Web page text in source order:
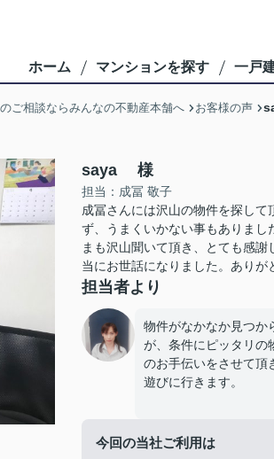
ホーム マンションを探す 一戸
ご相談ならみんなの不動産本舗へ お客様の声
saya 様
担当：成冨 敬子
成冨さんには沢山の物件を探し
ず、うまくいかない事もありまし
まも沢山聞いて頂き、とても感
当にお世話になりました。ありが
担当者より
物件がなかなか見つか
が、条件にピッタリの
のお手伝いをさせて頂
遊びに行きます。
今回の当社ご利用は